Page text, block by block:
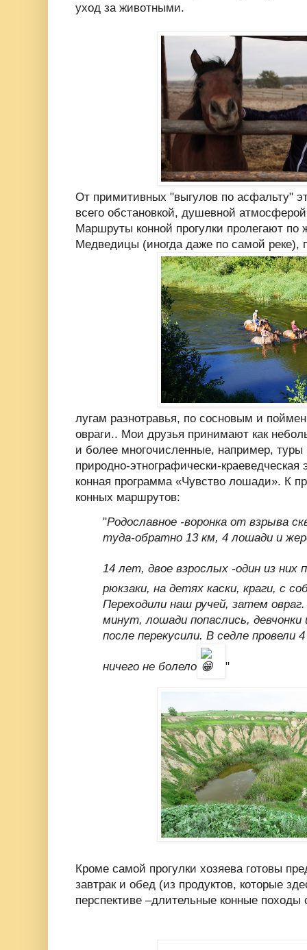
уход за животными.
От примитивных "выгулов по асфальту"
всего обстановкой, душевной
Маршруты конной прогулки пролегают по
Медведицы (иногда даже по самой
лугам разнотравья, по сосновым и
овраги.. Мои друзья принимают как
и более многочисленные, например, туры
природно-этнографически-краеведческая
конная программа «Чувство лошади». К
конных маршрутов:
"Родославное -воронка от взрыва
туда-обратно 13 км, 4 лошади и
14 лет, двое взрослых -один из них
рюкзаки, на детях каски, краги, с
Переходили наш ручей, затем
минут, лошади попаслись, девчонки
после перекусили. В седле провели
ничего не болело "
Кроме самой прогулки хозяева готовы
завтрак и обед (из продуктов, которые
перспективе –длительные конные походы